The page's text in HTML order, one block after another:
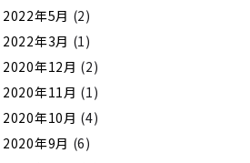
2022年5月 (2)
2022年3月 (1)
2020年12月 (2)
2020年11月 (1)
2020年10月 (4)
2020年9月 (6)